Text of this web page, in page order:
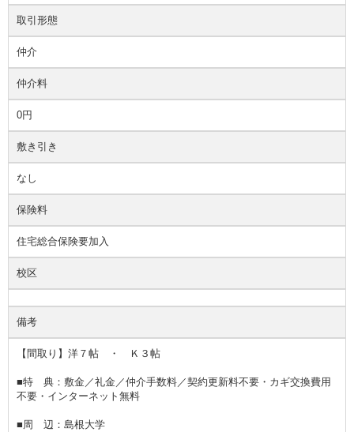
取引形態
仲介
仲介料
0円
敷き引き
なし
保険料
住宅総合保険要加入
校区
備考
【間取り】洋７帖 ・ Ｋ３帖
■特 典：敷金／礼金／仲介手数料／契約更新料不要・カギ交換費用
不要・インターネット無料
■周 辺：島根大学